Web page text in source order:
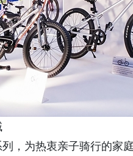
，为热衷亲子骑行的家